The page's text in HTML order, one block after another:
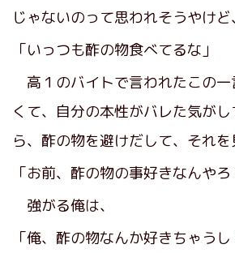
じゃないのって思われそうやけど
「いっつも酢の物食べてるな」
高１のバイトで言われたこの一
くて、自分の本性がバレた気が
ら、酢の物を避けだして、それを
「お前、酢の物の事好きなんやろ
強がる俺は、
「俺、酢の物なんか好きちゃうし